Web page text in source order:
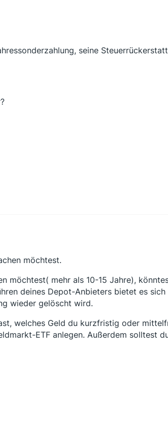
seine
möchtest.
möchtest( mehr als 10-15 Jahre),
deines Depot-Anbieters bietet es
wieder gelöscht wird.
welches Geld du kurzfristig oder
ETF anlegen. Außerdem solltest